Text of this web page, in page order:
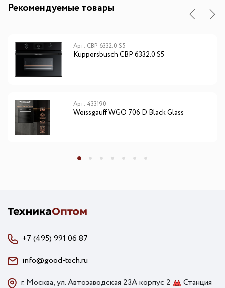
Рекомендуемые товары
Арт: CBP 6332.0 S5
Kuppersbusch CBP 6332.0 S5
Арт: 433190
Weissgauff WGO 706 D Black Glass
+7 (495) 991 06 87
info@good-tech.ru
г. Москва, ул. Автозаводская 23А корпус 2
Станция